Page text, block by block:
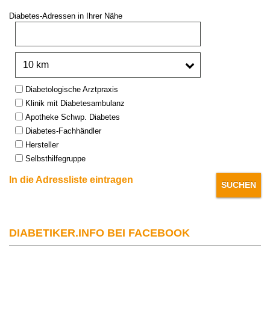
Diabetes-Adressen in Ihrer Nähe
Type:Diabetologische Arztpraxis
Klinik mit Diabetesambulanz
Apotheke Schwp. Diabetes
Diabetes-Fachhändler
Hersteller
Selbsthilfegruppe
In die Adressliste eintragen
DIABETIKER.INFO BEI FACEBOOK